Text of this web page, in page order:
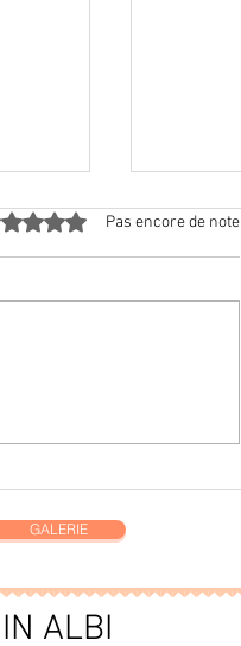
0 étoile sur 5.Pas encore de note
GALERIE
ALBI